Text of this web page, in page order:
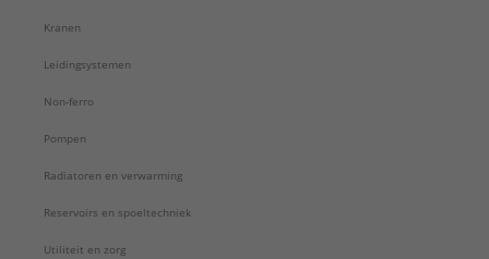
Kranen
Leidingsystemen
Non-ferro
Pompen
Radiatoren en verwarming
Reservoirs en spoeltechniek
Utiliteit en zorg